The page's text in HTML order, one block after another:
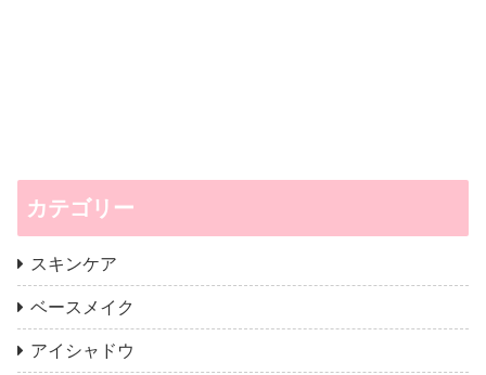
カテゴリー
スキンケア
ベースメイク
アイシャドウ